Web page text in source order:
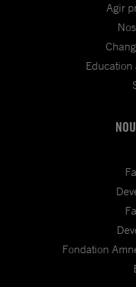
Agir
Fondation